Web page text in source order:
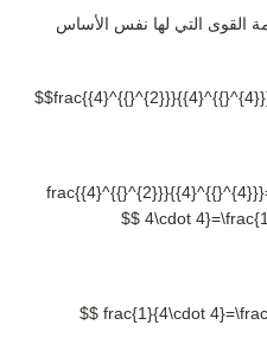
القوى التي لها نفس الأساس
4\cdot